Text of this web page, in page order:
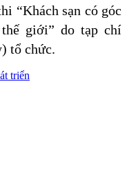
“Khách sạn có góc
thế giới” do tạp chí
tổ chức.
triển